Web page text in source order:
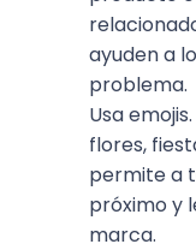
ayuden a
problema.
Usa
flores,
permite a
próximo y
marca.